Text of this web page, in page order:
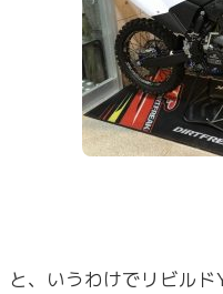
と、いうわけでリビルド